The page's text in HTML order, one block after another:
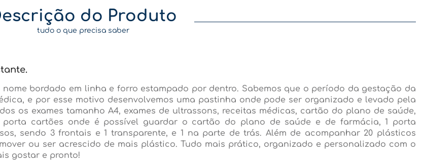
do Produto
tudo o que precisa saber
bordado em linha e forro estampado por dentro. Sabemos que o período da gestação da
e por esse motivo desenvolvemos uma pastinha onde pode ser organizado e levado pela
os exames tamanho A4, exames de ultrassons, receitas médicas, cartão do plano de saúde,
cartões onde é possível guardar o cartão do plano de saúde e de farmácia, 1 porta
sendo 3 frontais e 1 transparente, e 1 na parte de trás. Além de acompanhar 20 plásticos
ou ser acrescido de mais plástico. Tudo mais prático, organizado e personalizado com o
gostar e pronto!